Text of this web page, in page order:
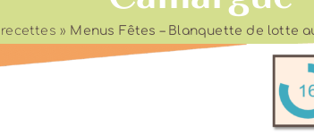
recettes » Menus Fêtes – Blanquette de lotte